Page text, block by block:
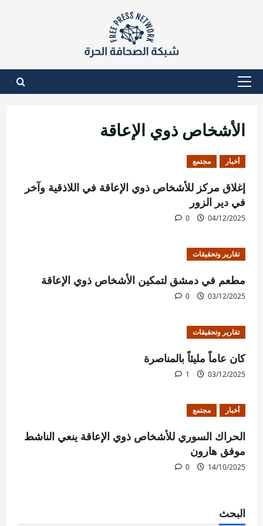
القائمة
الأشخاص ذوي الإعاقة
أخبار مجتمع
إغلاق مركز للأشخاص ذوي الإعاقة في اللاذقية وآخر
في دير الزور
04/12/2025
0
تقارير وتحقيقات
مطعم في دمشق لتمكين الأشخاص ذوي الإعاقة
03/12/2025
0
تقارير وتحقيقات
كان عاماً مليئاً بالمناصرة
03/12/2025
1
أخبار مجتمع
الحراك السوري للأشخاص ذوي الإعاقة ينعي الناشط
موفق هارون
14/10/2025
0
البحث